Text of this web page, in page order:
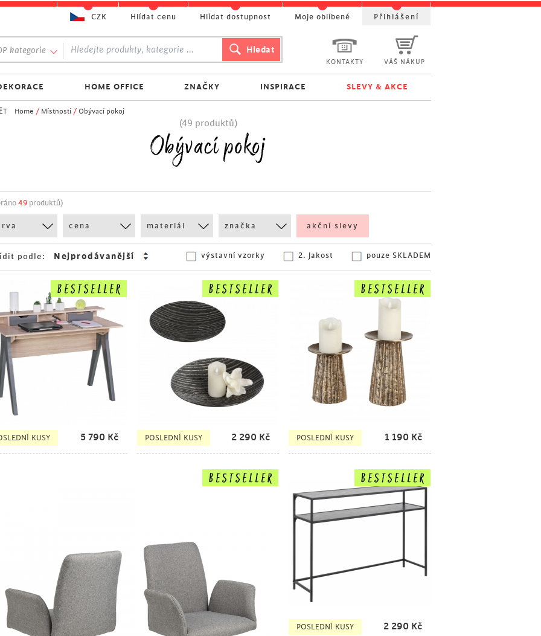
Home / Místnosti / Obývací pokoj
(49 produktů)
Obývací pokoj
49 produktů)
cena materiál značka akční slevy
podle: pouze SKLADEM
2. jakost
výstavní vzorky
KUSY 5 790 Kč POSLEDNÍ KUSY 2 290 Kč POSLEDNÍ KUSY 1 190 Kč
POSLEDNÍ KUSY 2 290 Kč
KONTAKTY VÁŠ NÁKUP
kategorie
HOME OFFICE ZNAČKY INSPIRACE SLEVY & AKCE
CZK Hlídat cenu Hlídat dostupnost Moje oblíbené Přihlášení